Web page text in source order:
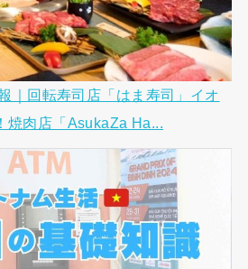
｜回転寿司店「はま寿司」イオ
焼肉店「AsukaZa Ha...